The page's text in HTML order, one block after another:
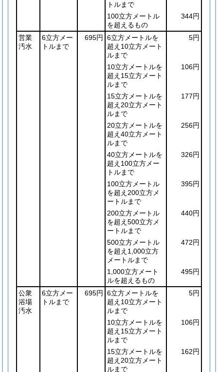
トルまで
100立方メートル
を超えるもの
344円
営業
汚水
6立方メー
トルまで
695円
6立方メートルを
超え10立方メート
ルまで
5円
10立方メートルを
超え15立方メート
ルまで
106円
15立方メートルを
超え20立方メート
ルまで
177円
20立方メートルを
超え40立方メート
ルまで
256円
40立方メートルを
超え100立方メー
トルまで
326円
100立方メートル
を超え200立方メ
ートルまで
395円
200立方メートル
を超え500立方メ
ートルまで
440円
500立方メートル
を超え1,000立方
メートルまで
472円
1,000立方メート
ルを超えるもの
495円
公衆
浴場
汚水
6立方メー
トルまで
695円
6立方メートルを
超え10立方メート
ルまで
5円
10立方メートルを
超え15立方メート
ルまで
106円
15立方メートルを
超え20立方メート
ルまで
162円